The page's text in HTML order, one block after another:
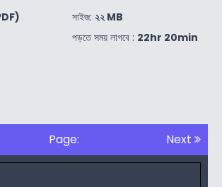
সাইজ: ২২ MB
পড়তে সময় লাগবে : 22hr 20min
Page: Next